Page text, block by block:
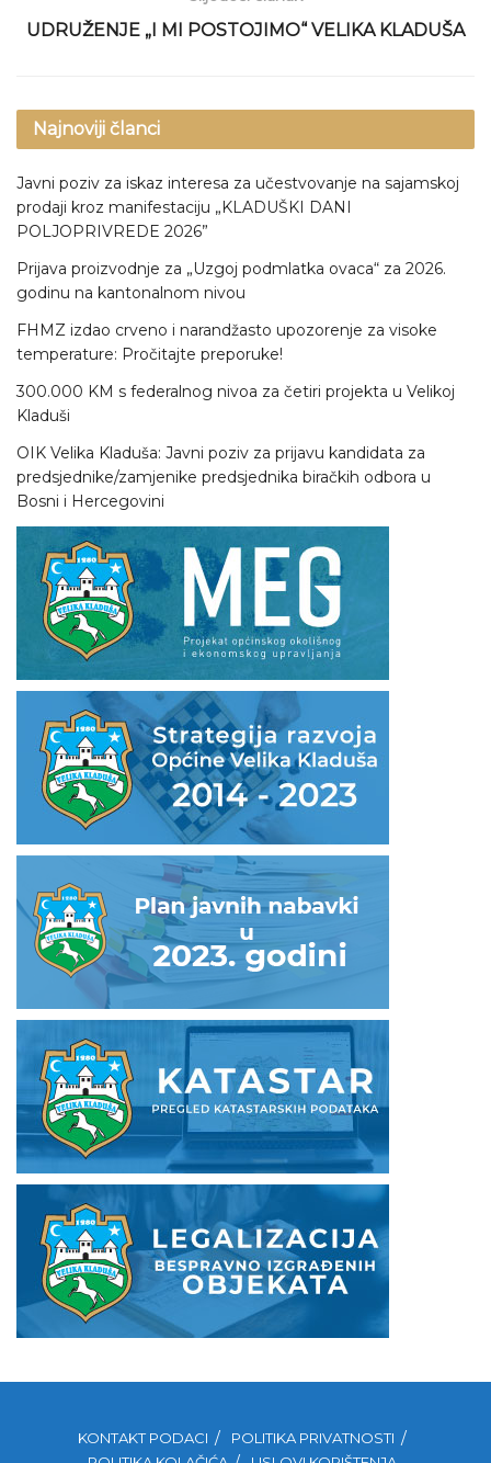
UDRUŽENJE „I MI POSTOJIMO“ VELIKA KLADUŠA
Najnoviji članci
Javni poziv za iskaz interesa za učestvovanje na sajamskoj
prodaji kroz manifestaciju „KLADUŠKI DANI
POLJOPRIVREDE 2026”
Prijava proizvodnje za „Uzgoj podmlatka ovaca“ za 2026.
godinu na kantonalnom nivou
FHMZ izdao crveno i narandžasto upozorenje za visoke
temperature: Pročitajte preporuke!
300.000 KM s federalnog nivoa za četiri projekta u Velikoj
Kladuši
OIK Velika Kladuša: Javni poziv za prijavu kandidata za
predsjednike/zamjenike predsjednika biračkih odbora u
Bosni i Hercegovini
KONTAKT PODACI
POLITIKA PRIVATNOSTI